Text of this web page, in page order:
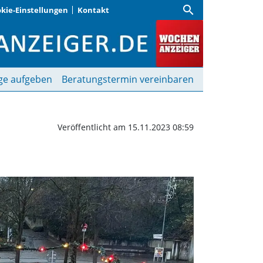
Einstellungen Kontakt search
|
aufgeben Beratungstermin vereinbaren
Veröffentlicht am 15.11.2023 08:59